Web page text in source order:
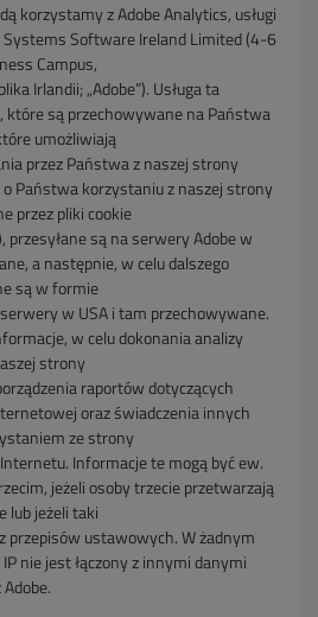
korzystamy z Adobe Analytics, usługi
Systems Software Ireland Limited (4-6
Campus,
Irlandii; „Adobe”). Usługa ta
które są przechowywane na Państwa
umożliwiają
przez Państwa z naszej strony
Państwa korzystaniu z naszej strony
przez pliki cookie
przesyłane są na serwery Adobe w
a następnie, w celu dalszego
są w formie
w USA itam przechowywane.
w celu dokonania analizy
strony
raportówdotyczących
oraz świadczenia innych
ze strony
Informacje te mogąbyć ew.
jeżeli osoby trzecie przetwarzają
lub jeżeli taki
przepisów ustawowych. W żadnym
nie jest łączony z innymi danymi